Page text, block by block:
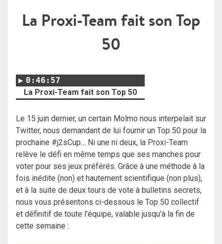
La Proxi-Team fait son Top
50
0:46:57
La Proxi-Team fait son Top 50
Le 15 juin dernier, un certain Molmo nous interpelait sur
Twitter, nous demandant de lui fournir un Top 50 pour la
prochaine #j2sCup… Ni une ni deux, la Proxi-Team
relève le défi en même temps que ses manches pour
voter pour ses jeux préférés. Grâce à une méthode à la
fois inédite (non) et hautement scientifique (non plus),
et à la suite de deux tours de vote à bulletins secrets,
nous vous présentons ci-dessous le Top 50 collectif
et définitif de toute l’équipe, valable jusqu’à la fin de
cette semaine :